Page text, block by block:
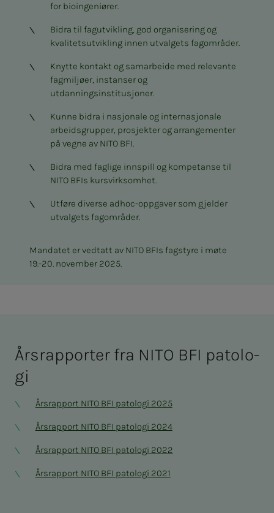
for bioingeniører.
Bidra til fagutvikling, god organisering og
kvalitetsutvikling innen utvalgets fagområder.
Knytte kontakt og samarbeide med relevante
fagmiljøer, instanser og
utdanningsinstitusjoner.
Kunne bidra i nasjonale og internasjonale
arbeidsgrupper, prosjekter og arrangementer
på vegne av NITO BFI.
Bidra med faglige innspill og kompetanse til
NITO BFIs kursvirksomhet.
Utføre diverse adhoc-oppgaver som gjelder
utvalgets fagområder.
Mandatet er vedtatt av NITO BFIs fagstyre i møte
19.-20. november 2025.
Års­rap­­­por­­­ter fra NITO BFI pa­to­lo­­­
gi
Årsrapport NITO BFI patologi 2025
Årsrapport NITO BFI patologi 2024
Årsrapport NITO BFI patologi 2022
Årsrapport NITO BFI patologi 2021